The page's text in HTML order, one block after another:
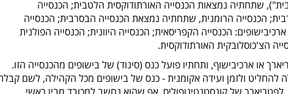
שתחתיה נמצאות הכנסייה האורתודוקסית הלטבית; הכנסייה
הכנסייה הרומנית, שתחתיה נמצאת הכנסייה הבסרבית; הכנסייה
הכנסייה הקפריסאית; הכנסייה היוונית; הכנסייה הפולנית
הצ'כוסלובקית האורתודוקסית.
או ארכיבישוף, ותחתיו פועל כנס (סינוד) של בישופים מהכנסייה הזו.
להחליט ולזמן ועידה אקומנית - כנס של בישופים מכל הקהילה, לשם